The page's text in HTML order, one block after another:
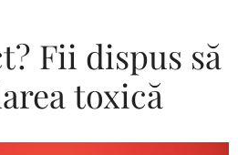
Fii dispus să
toxică